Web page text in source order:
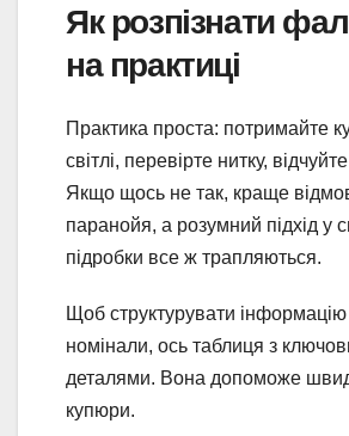
Як розпізнати
на практиці
Практика проста: потримайте
світлі, перевірте нитку,
Якщо щось не так, краще
паранойя, а розумний підхід у
підробки все ж трапляються.
Щоб структурувати
номінали, ось таблиця з
деталями. Вона допоможе
купюри.